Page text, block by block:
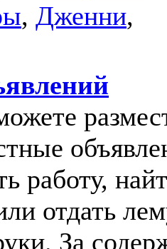
, Дженни,
работу,
отдать
За